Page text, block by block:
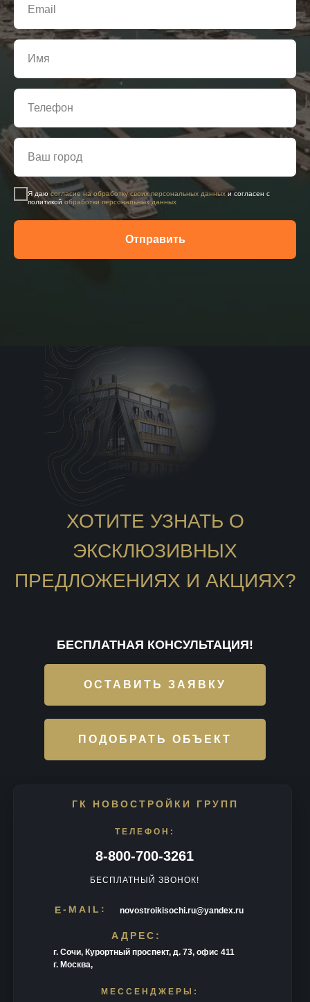
Я даю согласие на обработку своих персональных данныхи согласен с
политикой обработки персональных данных
Отправить
ХОТИТЕ УЗНАТЬ О
ЭКСКЛЮЗИВНЫХ
ПРЕДЛОЖЕНИЯХ И АКЦИЯХ?
БЕСПЛАТНАЯ КОНСУЛЬТАЦИЯ!
ОСТАВИТЬ ЗАЯВКУ
ПОДОБРАТЬ ОБЪЕКТ
8-800-700-3261
БЕСПЛАТНЫЙ ЗВОНОК!
ТЕЛЕФОН:
МЕССЕНДЖЕРЫ:
АДРЕС:
г. Сочи, Курортный проспект, д. 73, офис 411
г. Москва,
ГК НОВОСТРОЙКИ ГРУПП
novostroikisochi.ru@yandex.ru
E-MAIL: